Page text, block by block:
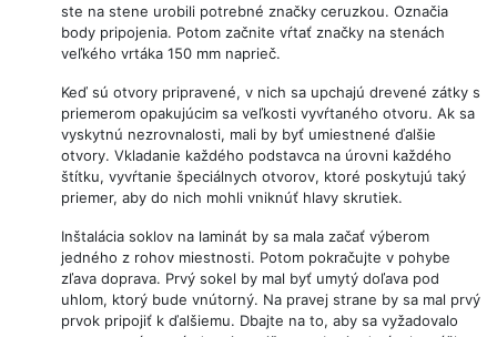
ste na stene urobili potrebné značky ceruzkou. Označia
body pripojenia. Potom začnite vŕtať značky na stenách
veľkého vrtáka 150 mm naprieč.
Keď sú otvory pripravené, v nich sa upchajú drevené zátky s
priemerom opakujúcim sa veľkosti vyvŕtaného otvoru. Ak sa
vyskytnú nezrovnalosti, mali by byť umiestnené ďalšie
otvory. Vkladanie každého podstavca na úrovni každého
štítku, vyvŕtanie špeciálnych otvorov, ktoré poskytujú taký
priemer, aby do nich mohli vniknúť hlavy skrutiek.
Inštalácia soklov na laminát by sa mala začať výberom
jedného z rohov miestnosti. Potom pokračujte v pohybe
zľava doprava. Prvý sokel by mal byť umytý doľava pod
uhlom, ktorý bude vnútorný. Na pravej strane by sa mal prvý
prvok pripojiť k ďalšiemu. Dbajte na to, aby sa vyžadovalo